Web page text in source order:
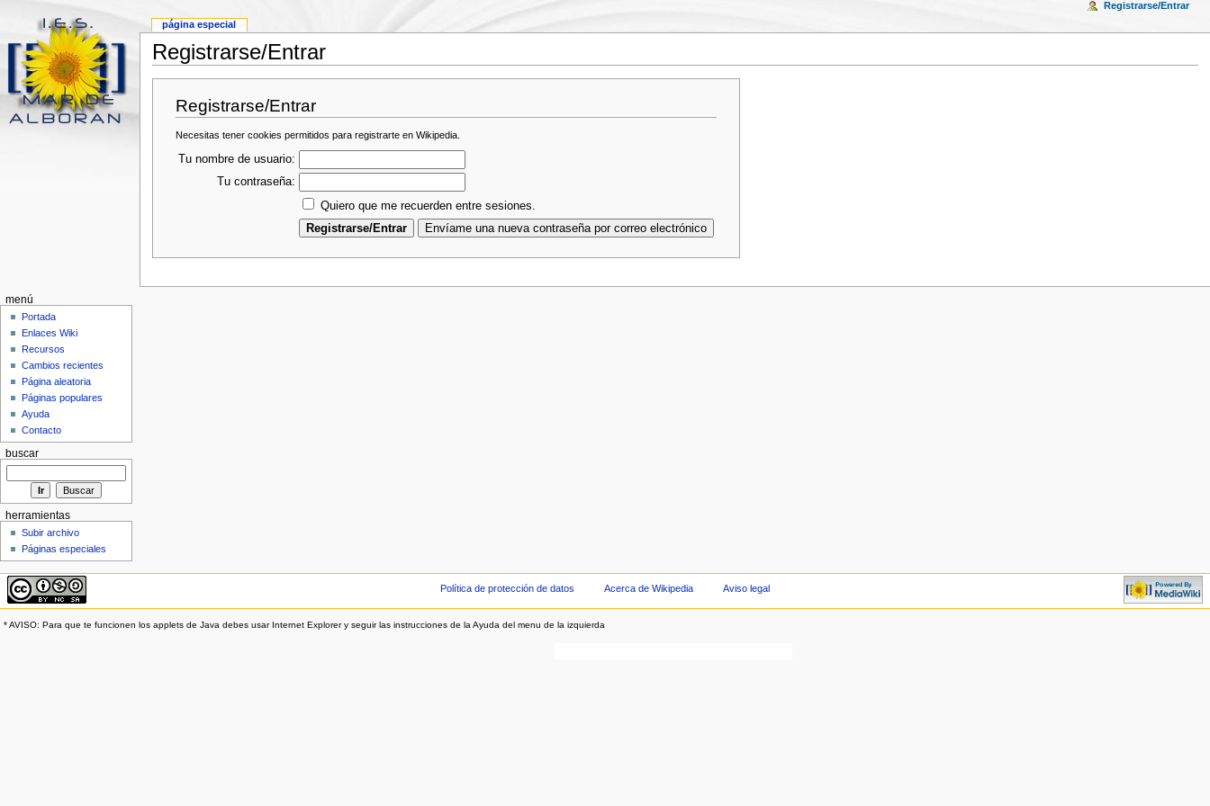
Registrarse/Entrar
Registrarse/Entrar
Necesitas tener cookies permitidos para registrarte en Wikipedia.
Tu nombre de usuario:
Tu contraseña:
Quiero que me recuerden entre sesiones.
página especial
Registrarse/Entrar
menú
Portada
Enlaces Wiki
Recursos
Cambios recientes
Página aleatoria
Páginas populares
Ayuda
Contacto
buscar
herramientas
Subir archivo
Páginas especiales
Política de protección de datos Acerca de Wikipedia Aviso legal
* AVISO: Para que te funcionen los applets de Java debes usar Internet Explorer y seguir las instrucciones de la Ayuda del menu de la izquierda